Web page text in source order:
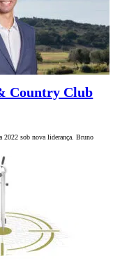
Country Club
sob nova liderança. Bruno